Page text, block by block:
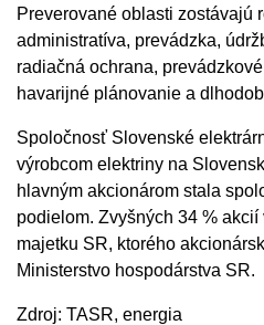
Preverované oblasti zostávajú
administratíva, prevádzka,
radiačná ochrana,
havarijné plánovanie a
Spoločnosť Slovenské
výrobcom elektriny na
hlavným akcionárom stala
podielom. Zvyšných 34 %
majetku SR, ktorého
Ministerstvo hospodárstva SR.
Zdroj: TASR, energia